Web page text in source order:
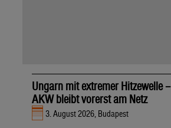
Ungarn mit extremer Hitzewelle –
AKW bleibt vorerst am Netz
3. August 2026, Budapest